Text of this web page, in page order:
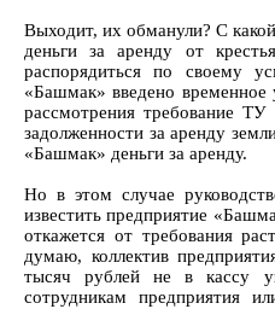
Выходит, их обманули? С
деньги за аренду от
распорядиться по своему
«Башмак» введено временное
рассмотрения требование
задолженности за аренду
«Башмак» деньги за аренду.
Но в этом случае
известить предприятие
откажется от требования
думаю, коллектив
тысяч рублей не в кассу
сотрудникам предприятия